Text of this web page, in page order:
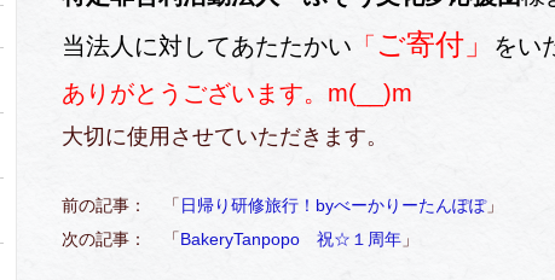
当法人に対してあたたかい 「 ご寄付」
をい
ありがとうございます。m(__)m
大切に使用させていただきます。
前の記事： 「 日帰り研修旅行！byべーかりーたんぽぽ」
次の記事： 「BakeryTanpopo 祝☆１周年 」